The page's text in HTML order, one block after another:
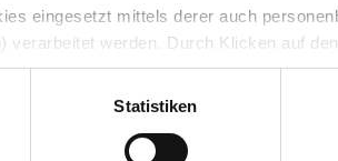
eingesetzt mittels derer auch
werden. Durch Klicken auf
Cookies und der entsprechenden
Zwecke gem. § 25 Abs. 1 TDDDG, Art.
erforderliche Cookies
Statistiken
Arena am Spieltag
für Jugendgruppen